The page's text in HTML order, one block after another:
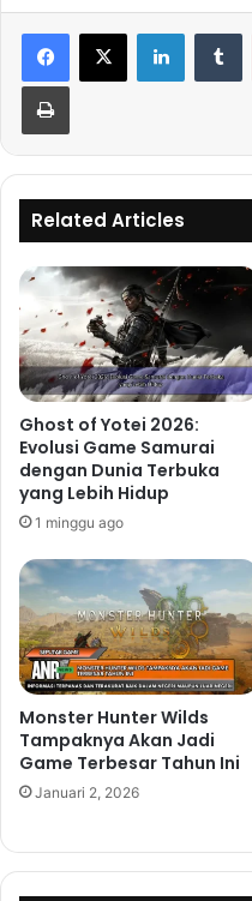
Related Articles
Ghost of Yotei 2026:
Evolusi Game Samurai
dengan Dunia Terbuka
yang Lebih Hidup
1 minggu ago
Monster Hunter Wilds
Tampaknya Akan Jadi
Game Terbesar Tahun Ini
Januari 2, 2026